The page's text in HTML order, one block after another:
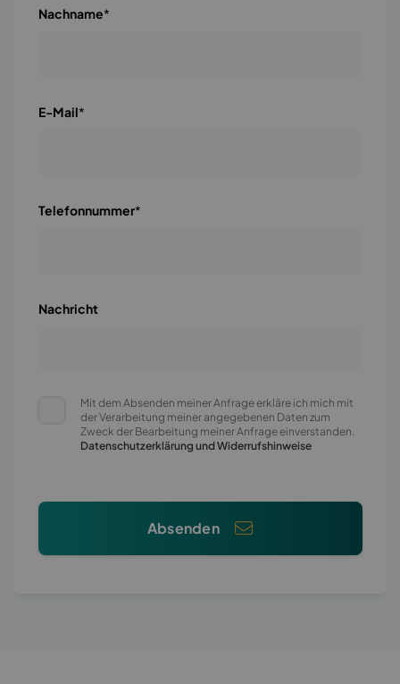
Nachname*
E-Mail*
Telefonnummer*
Nachricht
Mit dem Absenden meiner Anfrage erkläre ich mich mit
der Verarbeitung meiner angegebenen Daten zum
Zweck der Bearbeitung meiner Anfrage einverstanden.
Datenschutzerklärung und Widerrufshinweise
Absenden